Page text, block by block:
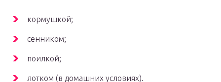
кормушкой;
сенником;
поилкой;
лотком (в домашних условиях).